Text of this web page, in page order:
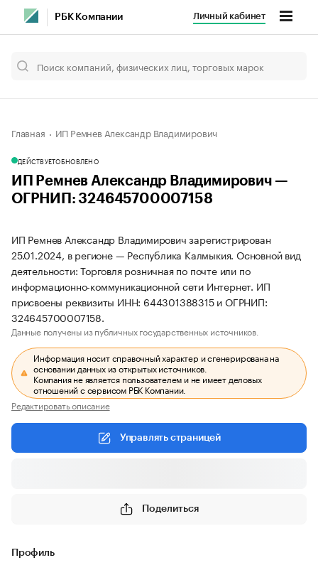
РБК Компании Личный кабинет
Главная ИП Ремнев Александр Владимирович
ДЕЙСТВУЕТОБНОВЛЕНО
ИП Ремнев Александр Владимирович —
ОГРНИП: 324645700007158
ИП Ремнев Александр Владимирович зарегистрирован
25.01.2024, в регионе — Республика Калмыкия. Основной вид
деятельности: Торговля розничная по почте или по
информационно-коммуникационной сети Интернет. ИП
присвоены реквизиты ИНН: 644301388315 и ОГРНИП:
324645700007158.
Данные получены из публичных государственных источников.
Информация носит справочный характер и сгенерирована на
основании данных из открытых источников.
Компания не является пользователем и не имеет деловых
отношений с сервисом РБК Компании.
Редактировать описание
Управлять страницей
Поделиться
Профиль